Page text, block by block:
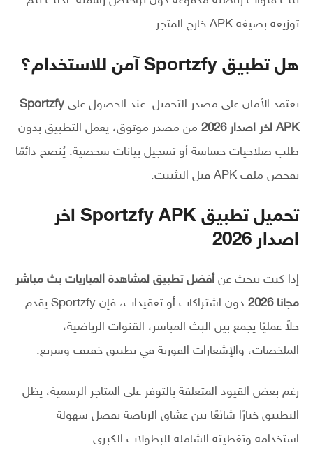
توزيعه بصيغة APK خارج المتجر.
هل تطبيق Sportzfy آمن للاستخدام؟
يعتمد الأمان على مصدر التحميل. عند الحصول على Sportzfy
APK اخر اصدار 2026
من مصدر موثوق، يعمل التطبيق بدون
طلب صلاحيات حساسة أو تسجيل بيانات شخصية. يُنصح دائمًا
بفحص ملف APK قبل التثبيت.
تحميل تطبيق Sportzfy APK اخر
اصدار 2026
إذا كنت تبحث عن أفضل تطبيق لمشاهدة المباريات بث مباشر
مجانا 2026
دون اشتراكات أو تعقيدات، فإن Sportzfy يقدم
حلاً عمليًا يجمع بين البث المباشر، القنوات الرياضية،
الملخصات، والإشعارات الفورية في تطبيق خفيف وسريع.
رغم بعض القيود المتعلقة بالتوفر على المتاجر الرسمية، يظل
التطبيق خيارًا شائعًا بين عشاق الرياضة بفضل سهولة
استخدامه وتغطيته الشاملة للبطولات الكبرى.